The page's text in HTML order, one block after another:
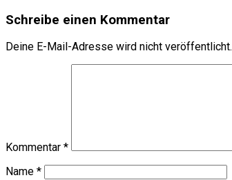
Schreibe einen Kommentar
Deine E-Mail-Adresse wird nicht veröffentlicht.
Kommentar *
Name *